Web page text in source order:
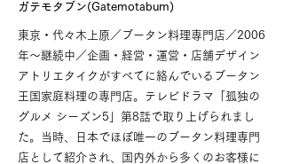
ガテモタブン(Gatemotabum)
東京・代々木上原／ブータン料理専門店／2006
年〜継続中／企画・経営・運営・店舗デザイン
アトリエタイクがすべてに絡んでいるブータン
王国家庭料理の専門店。テレビドラマ「孤独の
グルメ シーズン5」第8話で取り上げられまし
た。当時、日本でほぼ唯一のブータン料理専門
店として紹介され、国内外から多くのお客様に